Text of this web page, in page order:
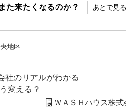
た来たくなるのか？
あとで見る
地区
社のリアルがわかる
変える？
ＷＡＳＨハウス株式